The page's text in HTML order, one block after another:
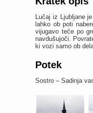
Lučaj iz Ljubljane
lahko ob poti
vijugavo teče po
navdušujoči.
ki vozi samo ob
Potek
Sostro – Sadinja